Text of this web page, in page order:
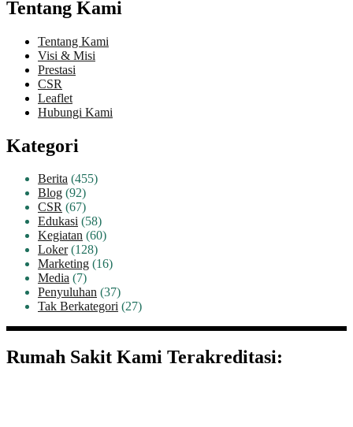
Tentang Kami
Tentang Kami
Visi & Misi
Prestasi
CSR
Leaflet
Hubungi Kami
Kategori
Berita (455)
Blog (92)
CSR (67)
Edukasi (58)
Kegiatan (60)
Loker(128)
Marketing (16)
Media (7)
Penyuluhan (37)
Tak Berkategori (27)
Rumah Sakit Kami Terakreditasi: